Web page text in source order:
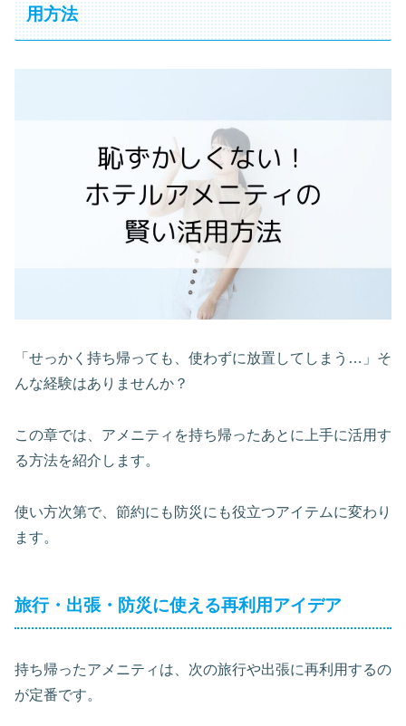
用方法
「せっかく持ち帰っても、使わずに放置してしまう…」そ
んな経験はありませんか？
この章では、アメニティを持ち帰ったあとに上手に活用す
る方法を紹介します。
使い方次第で、節約にも防災にも役立つアイテムに変わり
ます。
旅行・出張・防災に使える再利用アイデア
持ち帰ったアメニティは、次の旅行や出張に再利用するの
が定番です。